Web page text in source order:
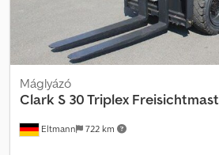
Eltmann 722 km
Máglyázó
Clark S 30 Triplex Freisichtmast